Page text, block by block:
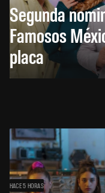
Segunda
Famosos
placa
HACE 5 HORAS